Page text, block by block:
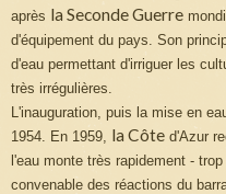
après la Seconde Guerre
d'équipement du pays. Son
d'eau permettant d'irriguer les
très irrégulières.
L'inauguration, puis la mise en
1954. En 1959, la Côte d'Azur
l'eau monte très rapidement -
convenable des réactions du